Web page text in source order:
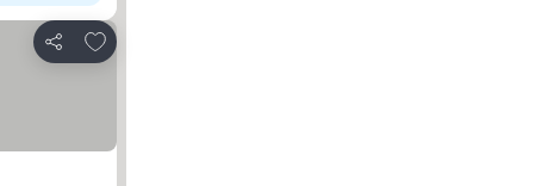
Sdílet
Přidat na seznam oblíbených hotelů